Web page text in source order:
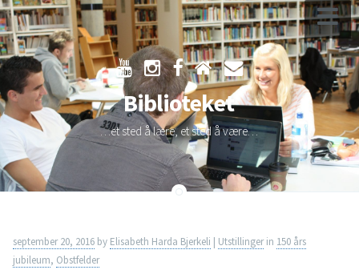
Skip
to
content
Biblioteket
…et sted å lære, et sted å være…
september 20, 2016 by Elisabeth Harda Bjerkeli | Utstillingerin 150 års
jubileum, Obstfelder